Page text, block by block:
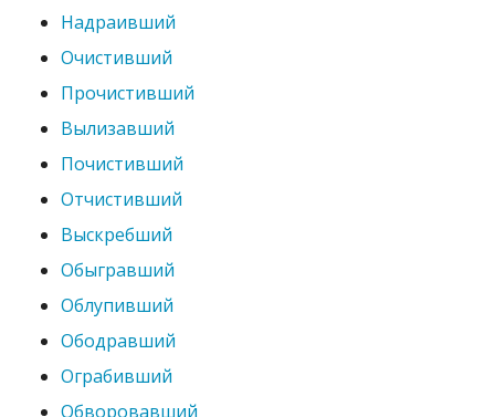
Надраивший
Очистивший
Прочистивший
Вылизавший
Почистивший
Отчистивший
Выскребший
Обыгравший
Облупивший
Ободравший
Ограбивший
Обворовавший